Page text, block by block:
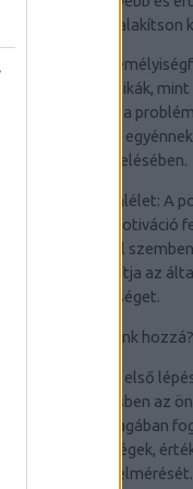
kapcsolatokat alakítson
A
elsajátított technikák, mint
módszerek és a
segítenek az
hatékony kezelésében.
Pozitív életszemlélet: A
és az önmotiváció
a kihívásokkal
ami javítja az
életminőséget.
Hogyan kezdjünk hozzá?
1. Önismeret: Az első
az
amely
magában
gyengeségek,
célkitűzések felmérését.